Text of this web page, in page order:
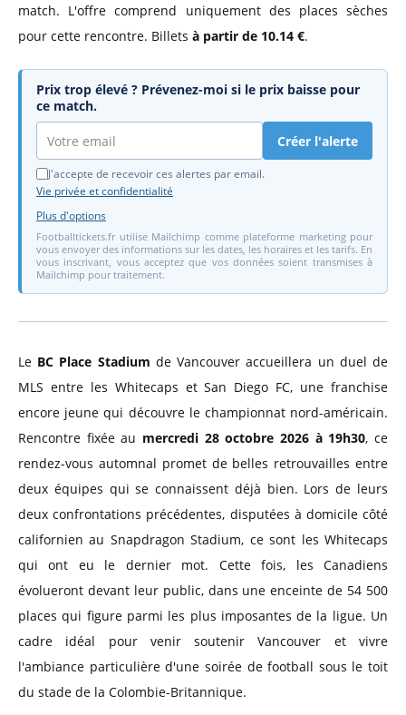
match. L'offre comprend uniquement des places sèches
pour cette rencontre. Billets à partir de 10.14 €.
Prix trop élevé ? Prévenez-moi si le prix baisse pour
ce match.
Créer l'alerte
J'accepte de recevoir ces alertes par email.
Vie privée et confidentialité
Plus d'options
Footballtickets.fr utilise Mailchimp comme plateforme marketing pour
vous envoyer des informations sur les dates, les horaires et les tarifs. En
vous inscrivant, vous acceptez que vos données soient transmises à
Mailchimp pour traitement.
Le BC Place Stadium de Vancouver accueillera un duel de
MLS entre les Whitecaps et San Diego FC, une franchise
encore jeune qui découvre le championnat nord-américain.
Rencontre fixée au mercredi 28 octobre 2026 à 19h30, ce
rendez-vous automnal promet de belles retrouvailles entre
deux équipes qui se connaissent déjà bien. Lors de leurs
deux confrontations précédentes, disputées à domicile côté
californien au Snapdragon Stadium, ce sont les Whitecaps
qui ont eu le dernier mot. Cette fois, les Canadiens
évolueront devant leur public, dans une enceinte de 54 500
places qui figure parmi les plus imposantes de la ligue. Un
cadre idéal pour venir soutenir Vancouver et vivre
l'ambiance particulière d'une soirée de football sous le toit
du stade de la Colombie-Britannique.